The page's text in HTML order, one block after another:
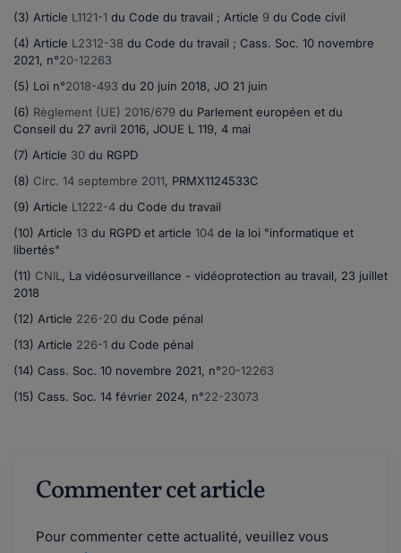
(3) Article L1121-1 du Code du travail ; Article 9 du Code civil
(4) Article L2312-38 du Code du travail ; Cass. Soc. 10 novembre
2021, n°20-12263
(5) Loi n°2018-493 du 20 juin 2018, JO 21 juin
(6) Règlement (UE) 2016/679 du Parlement européen et du
Conseil du 27 avril 2016, JOUE L 119, 4 mai
(7) Article 30 du RGPD
(8) Circ. 14 septembre 2011, PRMX1124533C
(9) Article L1222-4 du Code du travail
(10) Article 13 du RGPD et article 104 de la loi "informatique et
libertés"
(11) CNIL , La vidéosurveillance - vidéoprotection au travail, 23 juillet
2018
(12) Article 226-20 du Code pénal
(13) Article 226-1 du Code pénal
(14) Cass. Soc. 10 novembre 2021, n°20-12263
(15) Cass. Soc. 14 février 2024, n°22-23073
Commenter cet article
Pour commenter cette actualité, veuillez vous